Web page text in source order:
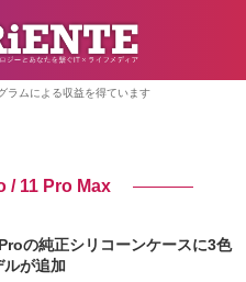
ラムによる収益を得ています
/ 11 Pro Max
の純正シリコーンケースに3色
が追加